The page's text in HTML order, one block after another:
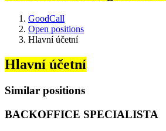
GoodCall
Open positions
Hlavní účetní
Hlavní účetní
Similar positions
BACKOFFICE SPECIALISTA